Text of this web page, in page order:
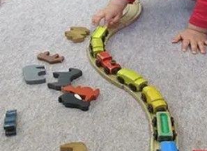
から探す
東京都